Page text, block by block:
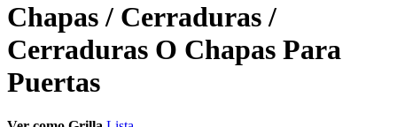
Chapas / Cerraduras /
Cerraduras O Chapas Para
Puertas